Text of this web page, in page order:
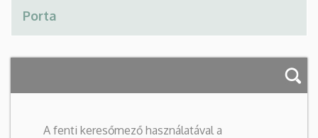
A fenti keresőmező használatával a